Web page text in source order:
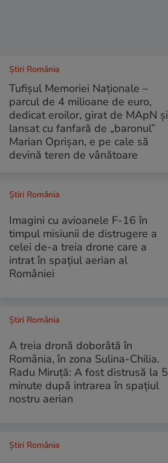
Știri România
Tufișul Memoriei Naționale –
parcul de 4 milioane de euro,
dedicat eroilor, girat de MApN și
lansat cu fanfară de „baronul”
Marian Oprișan, e pe cale să
devină teren de vânătoare
Știri România
Imagini cu avioanele F-16 în
timpul misiunii de distrugere a
celei de-a treia drone care a
intrat în spațiul aerian al
României
Știri România
A treia dronă doborâtă în
România, în zona Sulina-Chilia.
Radu Miruță: A fost distrusă la 5
minute după intrarea în spațiul
nostru aerian
Știri România